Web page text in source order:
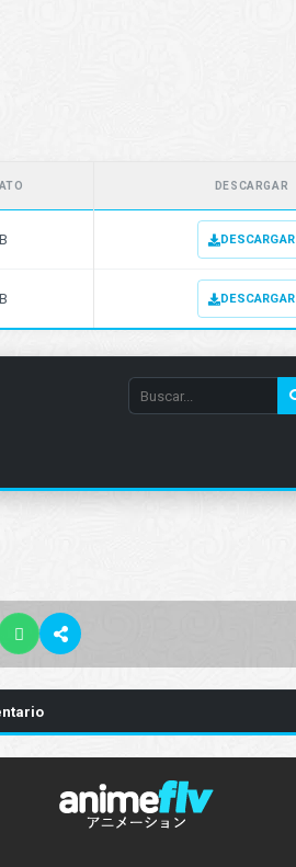
DESCARGAR
DESCARGAR
DESCARGAR
Search
episode